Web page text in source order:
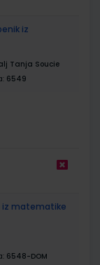
iz
Tanja Soucie
6549
iz matematike
6548-DOM